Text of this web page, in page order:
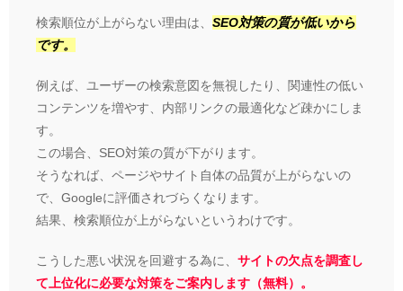
検索順位が上がらない理由は、 SEO対策の質が低いから
です。
例えば、ユーザーの検索意図を無視したり、関連性の低い
コンテンツを増やす、内部リンクの最適化など疎かにしま
す。
この場合、SEO対策の質が下がります。
そうなれば、ページやサイト自体の品質が上がらないの
で、Googleに評価されづらくなります。
結果、検索順位が上がらないというわけです。
こうした悪い状況を回避する為に、 サイトの欠点を調査し
て上位化に必要な対策をご案内します（無料）。